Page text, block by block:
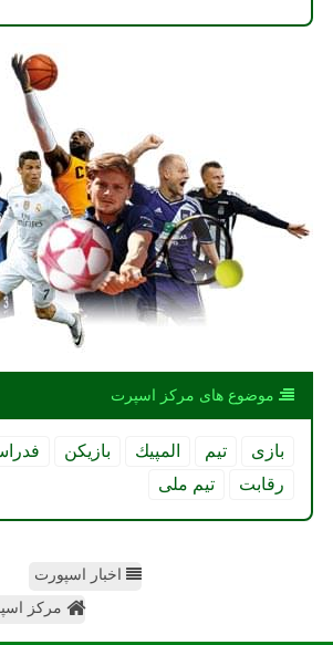
موضوع های مركز اسپرت
بازی تیم المپیك بازیكن
رقابت
تیم ملی
اخبار اسپورت
مرکز